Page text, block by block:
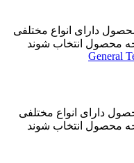
دارای انواع مختلفی
محصول انتخاب شوند
دارای انواع مختلفی
محصول انتخاب شوند